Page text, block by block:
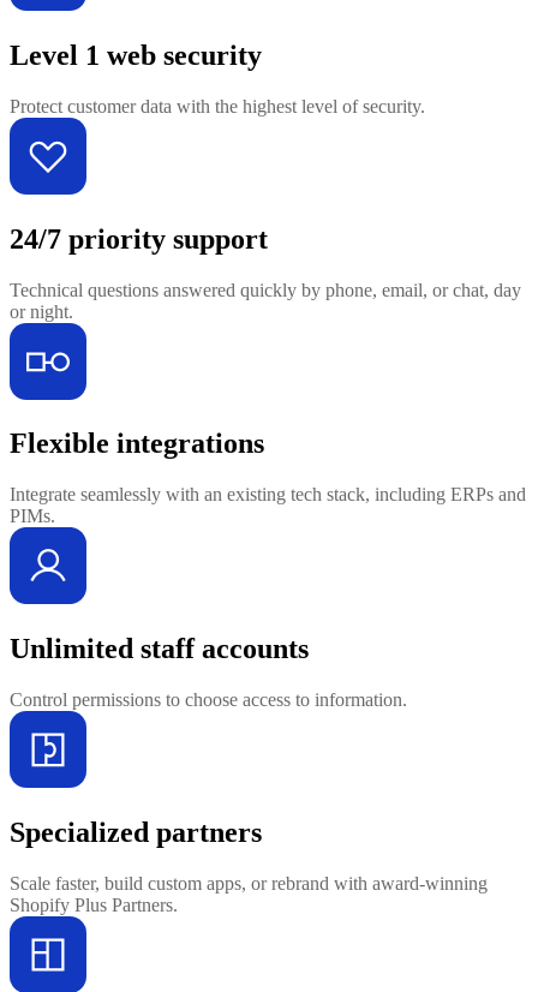
Level 1 web security
Protect customer data with the highest level of security.
24/7 priority support
Technical questions answered quickly by phone, email, or chat, day
or night.
Flexible integrations
Integrate seamlessly with an existing tech stack, including ERPs and
PIMs.
Unlimited staff accounts
Control permissions to choose access to information.
Specialized partners
Scale faster, build custom apps, or rebrand with award-winning
Shopify Plus Partners.